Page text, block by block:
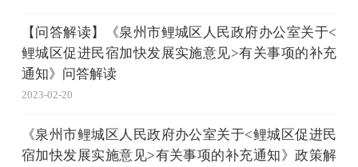
【问答解读】《泉州市鲤城区人民政府办公室关于<
鲤城区促进民宿加快发展实施意见>有关事项的补充
通知》问答解读
2023-02-20
《泉州市鲤城区人民政府办公室关于<鲤城区促进民
宿加快发展实施意见>有关事项的补充通知》政策解